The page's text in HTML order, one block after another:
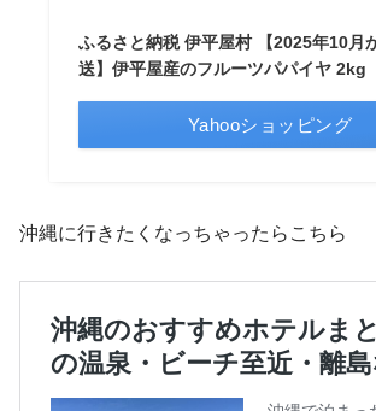
ふるさと納税 伊平屋村 【2025年10月
送】伊平屋産のフルーツパパイヤ 2kg
Yahooショッピング
沖縄に行きたくなっちゃったらこちら